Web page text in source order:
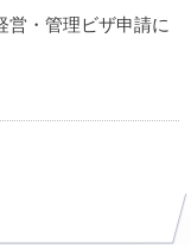
営・管理ビザ申請に